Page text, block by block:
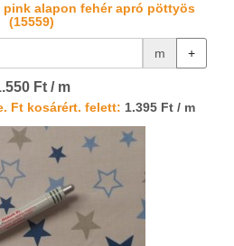
pink alapon fehér apró pöttyös
(15559)
m +
Ft / m
Ft kosárért. felett: 1.395 Ft / m